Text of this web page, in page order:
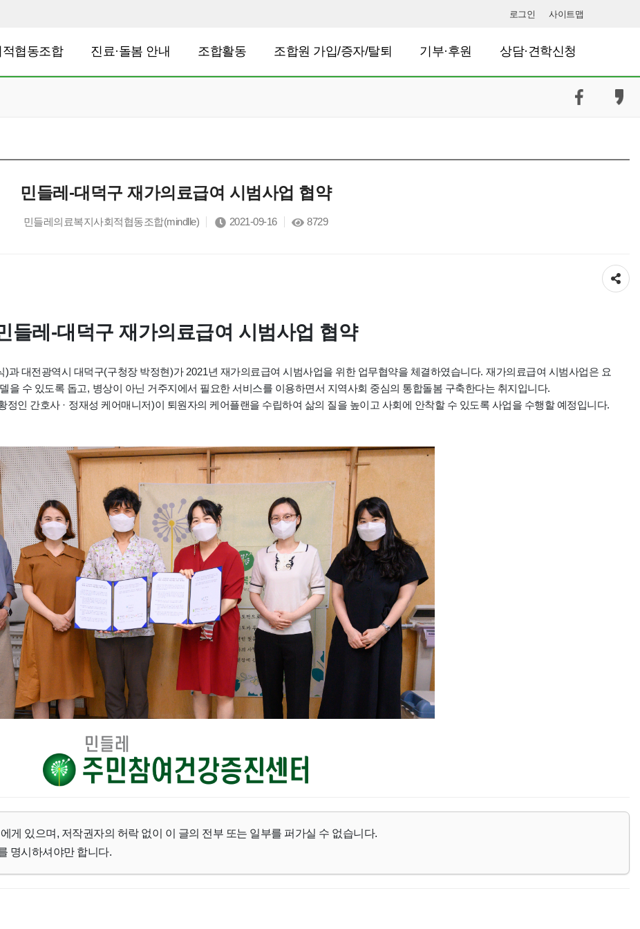
로그인 사이트맵
협동조합 진료·돌봄 안내 조합활동 조합원 가입/증자/탈퇴 기부·후원 상담·견학신청
민들레-대덕구 재가의료급여 시범사업 협약
민들레의료복지사회적협동조합(mindlle) 2021-09-16 8729
공유하기
들레 -대덕구 재가의료급여 시범사업 협약
)과 대전광역시 대덕구(구청장 박정현)가 2021년 재가의료급여 시범사업을 위한 업무협약을 체결하였습니다. 재가의료급여 시범사업은 요
을 수 있도록 돕고, 병상이 아닌 거주지에서 필요한 서비스를 이용하면서 지역사회 중심의 통합돌봄 구축한다는 취지입니다.
정인 간호사 · 정재성 케어매니저)이 퇴원자의 케어플랜을 수립하여 삶의 질을 높이고 사회에 안착할 수 있도록 사업을 수행할 예정입니다.
게 있으며, 저작권자의 허락 없이 이 글의 전부 또는 일부를 퍼가실 수 없습니다.
명시하셔야만 합니다.